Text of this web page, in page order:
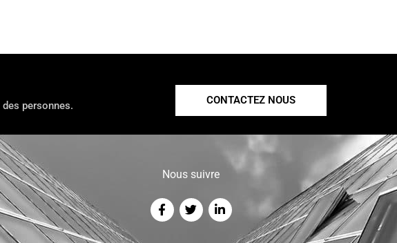
personnes. CONTACTEZ NOUS
Nous suivre